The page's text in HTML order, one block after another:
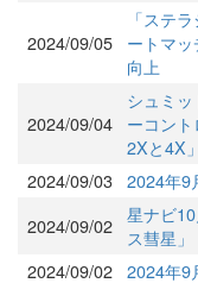
2024/09/05
「ステ
ートマ
向上
2024/09/04
シュミ
ーコン
2Xと4X
2024/09/03 2024年9
2024/09/02 星ナビ
ス彗星」
2024/09/02 2024年9